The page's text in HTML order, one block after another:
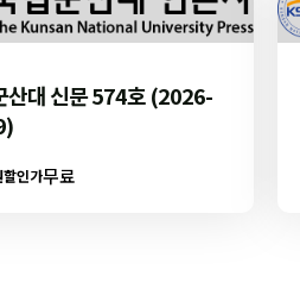
산대 신문 574호 (2026-
인가무료